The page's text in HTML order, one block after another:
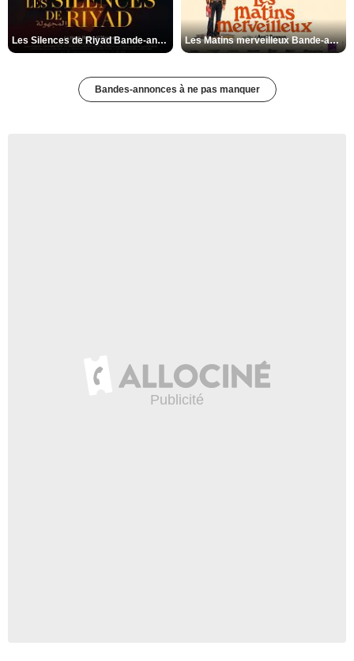
Les Silences de Riyad Bande-annonce VO STFR Les Matins merveilleux Bande-annonce VF
Bandes-annonces à ne pas manquer